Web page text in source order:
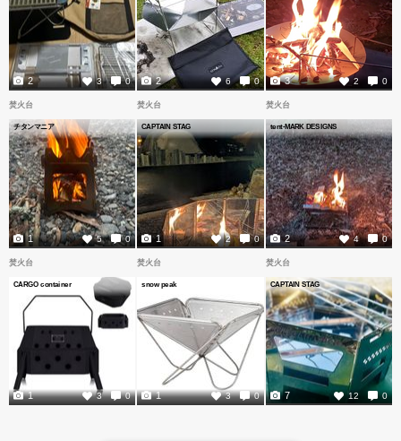
3 0
2 6 0
2 2 0
3
焚火台
チタンマニア
5 0
1
焚火台
CAPTAIN STAG
2 0
1
焚火台
tent-MARK DESIGNS
4 0
2
焚火台
CARGO container
3 0
1
焚火台
snow peak
3 0
1
焚火台
CAPTAIN STAG
12 0
7